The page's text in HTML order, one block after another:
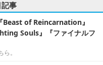
事
Beast of Reincarnation』
Souls』『ファイナルフ
。